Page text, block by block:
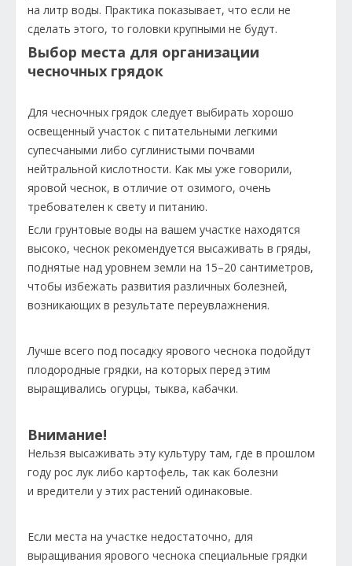
на литр воды. Практика показывает, что если не
сделать этого, то головки крупными не будут.
Выбор места для организации
чесночных грядок
Для чесночных грядок следует выбирать хорошо
освещенный участок с питательными легкими
супесчаными либо суглинистыми почвами
нейтральной кислотности. Как мы уже говорили,
яровой чеснок, в отличие от озимого, очень
требователен к свету и питанию.
Если грунтовые воды на вашем участке находятся
высоко, чеснок рекомендуется высаживать в гряды,
поднятые над уровнем земли на 15–20 сантиметров,
чтобы избежать развития различных болезней,
возникающих в результате переувлажнения.
Лучше всего под посадку ярового чеснока подойдут
плодородные грядки, на которых перед этим
выращивались огурцы, тыква, кабачки.
Внимание!
Нельзя высаживать эту культуру там, где в прошлом
году рос лук либо картофель, так как болезни
и вредители у этих растений одинаковые.
Если места на участке недостаточно, для
выращивания ярового чеснока специальные грядки